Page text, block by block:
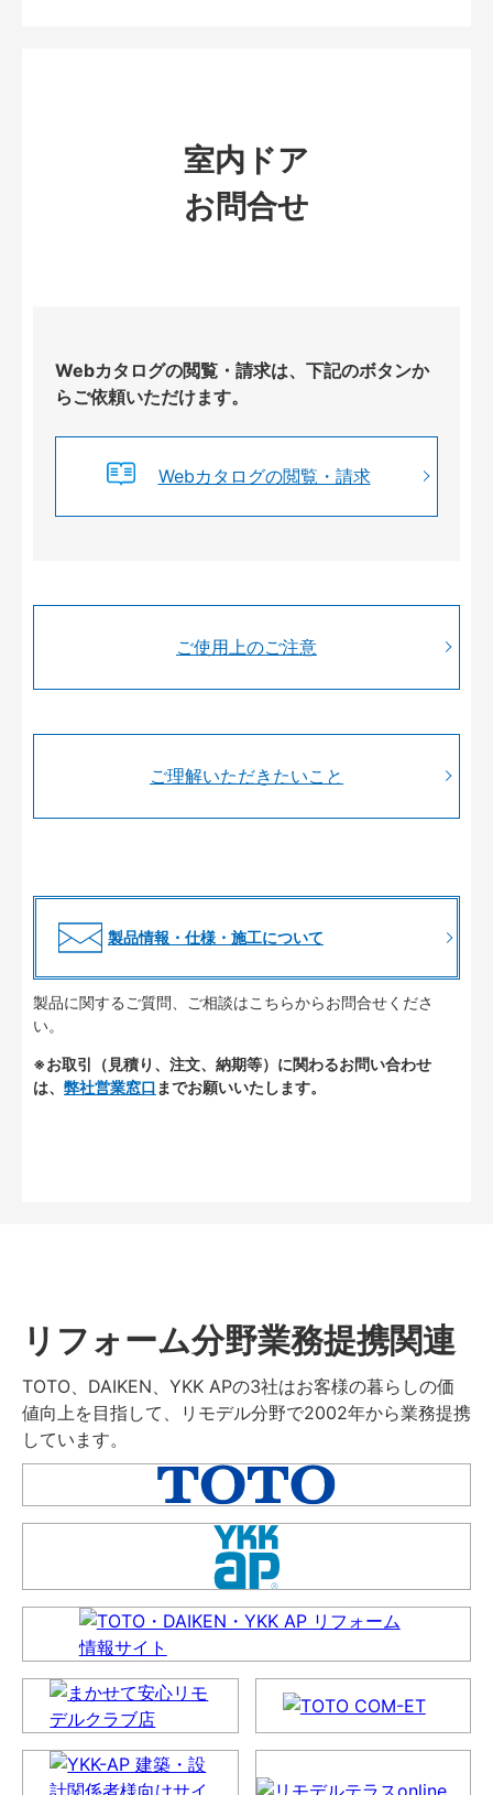
室内ドア
お問合せ
Webカタログの閲覧・請求は、下記のボタンか
らご依頼いただけます。
Webカタログの閲覧・請求
ご使用上のご注意
ご理解いただきたいこと
製品情報・仕様・施工について
製品に関するご質問、ご相談はこちらからお問合せくださ
い。
※お取引（見積り、注文、納期等）に関わるお問い合わせ
は、 弊社営業窓口 までお願いいたします。
リフォーム分野業務提携関連
TOTO、DAIKEN、YKK APの3社はお客様の暮らしの価
値向上を目指して、リモデル分野で2002年から業務提携
しています。